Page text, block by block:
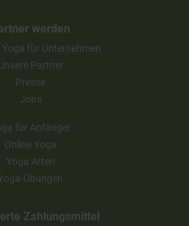
werden
Yoga für Unternehmen
Partner
Presse
Jobs
für Anfänger
Online Yoga
Yoga Arten
Übungen
Zahlungsmittel